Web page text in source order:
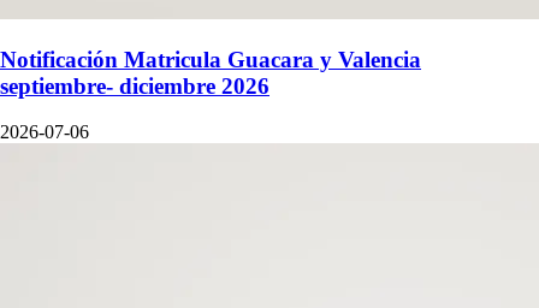
Notificación Matricula Guacara y Valencia
septiembre- diciembre 2026
2026-07-06